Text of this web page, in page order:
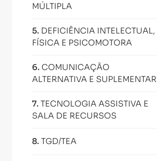
MÚLTIPLA
5. DEFICIÊNCIA INTELECTUAL,
FÍSICA E PSICOMOTORA
6. COMUNICAÇÃO
ALTERNATIVA E SUPLEMENTAR
7.TECNOLOGIA ASSISTIVA E
SALA DE RECURSOS
8.TGD/TEA